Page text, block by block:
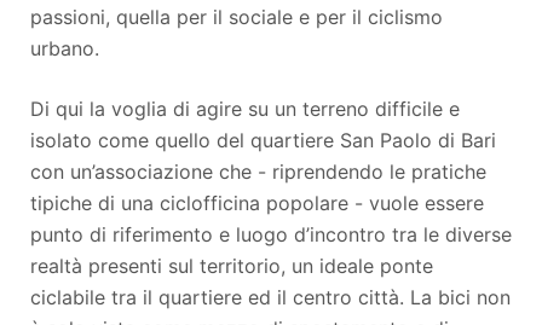
passioni, quella per il sociale e per il ciclismo
urbano.
Di qui la voglia di agire su un terreno difficile e
isolato come quello del quartiere San Paolo di Bari
con un’associazione che - riprendendo le pratiche
tipiche di una ciclofficina popolare - vuole essere
punto di riferimento e luogo d’incontro tra le diverse
realtà presenti sul territorio, un ideale ponte
ciclabile tra il quartiere ed il centro città. La bici non